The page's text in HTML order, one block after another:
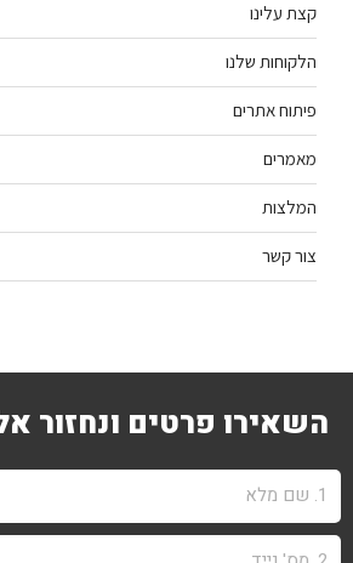
קצת עלינו
הלקוחות שלנו
פיתוח אתרים
מאמרים
המלצות
צור קשר
השאירו פרטים ונחזור